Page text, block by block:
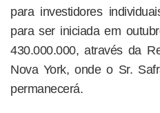
para investidores
para ser iniciada em
430.000.000, através da
Nova York, onde o Sr.
permanecerá.